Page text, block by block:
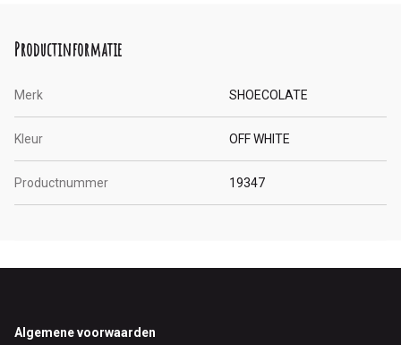
Productinformatie
Merk SHOECOLATE
Kleur OFF WHITE
Productnummer 19347
Footer
Algemene voorwaarden